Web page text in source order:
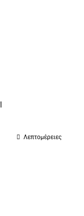
Λεπτομέρειες